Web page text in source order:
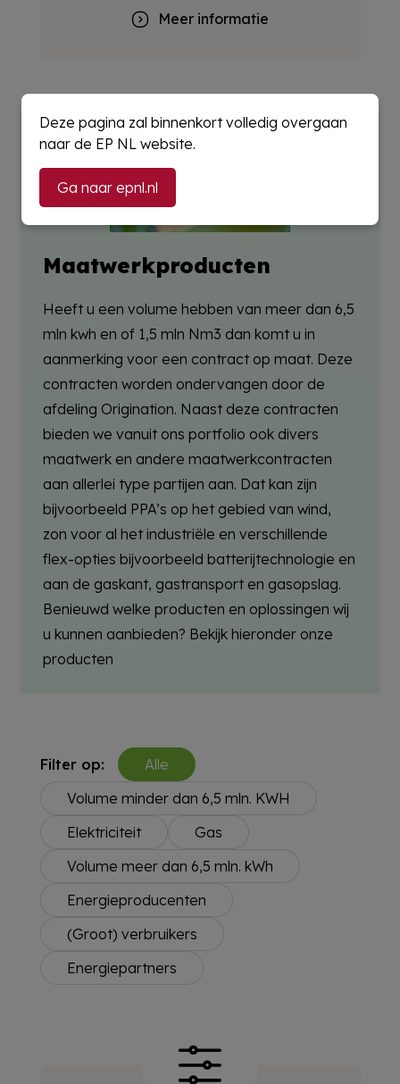
Meer informatie
Maatwerkproducten
Heeft u een volume hebben van meer dan 6,5
mln kwh en of 1,5 mln Nm3 dan komt u in
aanmerking voor een contract op maat. Deze
contracten worden ondervangen door de
afdeling Origination. Naast deze contracten
bieden we vanuit ons portfolio ook divers
maatwerken andere maatwerkcontracten
aan allerlei type partijen aan. Dat kan zijn
bijvoorbeeld PPA’s op het gebied van wind,
zon voor al het industriële en verschillende
flex-opties bijvoorbeeld batterijtechnologie en
aan de gaskant, gastransport en gasopslag.
Benieuwd welke producten en oplossingen wij
u kunnen aanbieden? Bekijk hieronder onze
producten
Filter op:
Alle
Volume minder dan 6,5 mln. KWH
Elektriciteit
Gas
Volume meer dan 6,5 mln. kWh
Energieproducenten
(Groot) verbruikers
Energiepartners
Deze pagina zal binnenkort volledig overgaan
naar de EP NL website.
Ga naar epnl.nl